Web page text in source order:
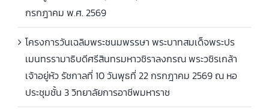
กรกฎาคม พ.ศ. 2569
โครงการวันเฉลิมพระชนมพรรษา พระบาทสมเด็จพระปร
เมนทรรามาธิบดีศรีสินทรมหาวชิราลงกรณ พระวชิรเกล้า
เจ้าอยู่หัว รัชกาลที่ 10 วันพุธที่ 22 กรกฎาคม 2569 ณ หอ
ประชุมชั้น 3 วิทยาลัยการอาชีพมหาราช